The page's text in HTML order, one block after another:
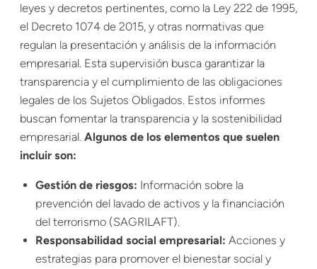
leyes y decretos pertinentes, como la Ley 222 de 1995,
el Decreto 1074 de 2015, y otras normativas que
regulan la presentación y análisis de la información
empresarial. Esta supervisión busca garantizar la
transparencia y el cumplimiento de las obligaciones
legales de los Sujetos Obligados. Estos informes
buscan fomentar la transparencia y la sostenibilidad
empresarial. Algunos de los elementos que suelen
incluir son:
Gestión de riesgos: Información sobre la
prevención del lavado de activos y la financiación
del terrorismo (SAGRILAFT).
Responsabilidad social empresarial: Acciones y
estrategias para promover el bienestar social y